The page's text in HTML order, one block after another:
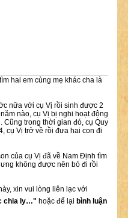
hai em cùng mẹ khác cha là
nữa với cụ Vị rồi sinh được 2
nào, cụ Vị bị nghi hoạt động
Cũng trong thời gian đó, cụ Quy
cụ Vị trở về rồi đưa hai con đi
của cụ Vị đã về Nam Định tìm
không được nên bỏ đi rồi
xin vui lòng liên lạc với
chia ly…" hoặc để lại bình luận